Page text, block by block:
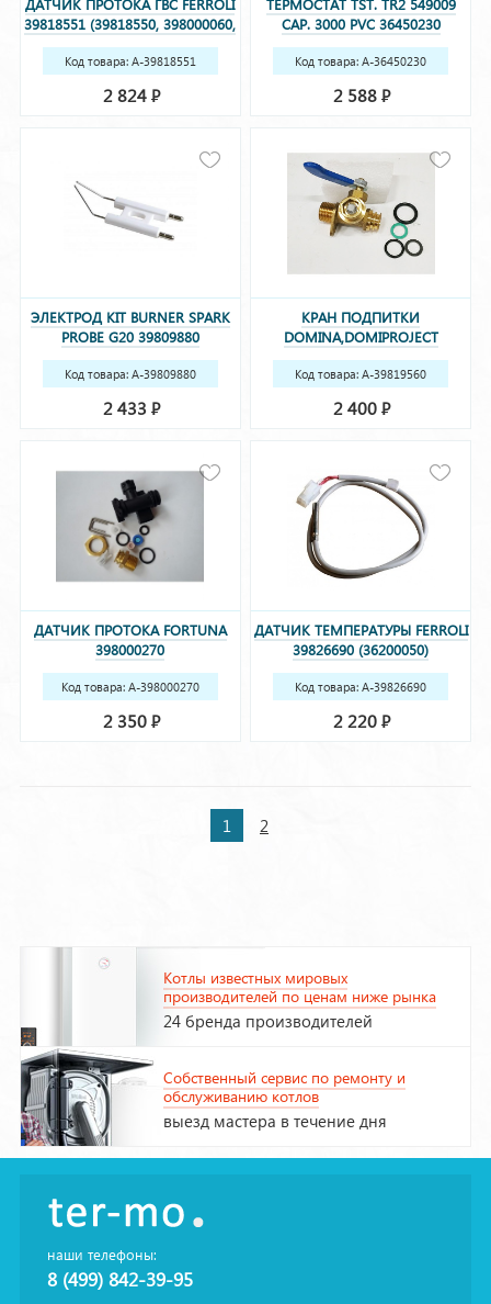
39818551 (39818550, 398000060,
36400711)
Код товара: A-39818551
36400711)
2 824 Р
CAP. 3000 PVC 36450230
Код товара: A-36450230
2 588Р
ЭЛЕКТРОД KIT BURNER SPARK
PROBE G20 39809880
Код товара: A-39809880
2 433 Р
КРАН ПОДПИТКИ
DOMINA,DOMIPROJECT
39819560 (36902140)
Код товара: A-39819560
2 400Р
ДАТЧИК ПРОТОКА FORTUNA
398000270
Код товара: A-398000270
2 350 Р
ДАТЧИК ТЕМПЕРАТУРЫ FERROLI
39826690 (36200050)
Код товара: A-39826690
2 220Р
1 2
Котлы известных мировых
производителей по ценам ниже рынка
24 бренда производителей
Собственный сервис по ремонту и
обслуживанию котлов
выезд мастера в течение дня
наши телефоны:
8 (499) 842-39-95